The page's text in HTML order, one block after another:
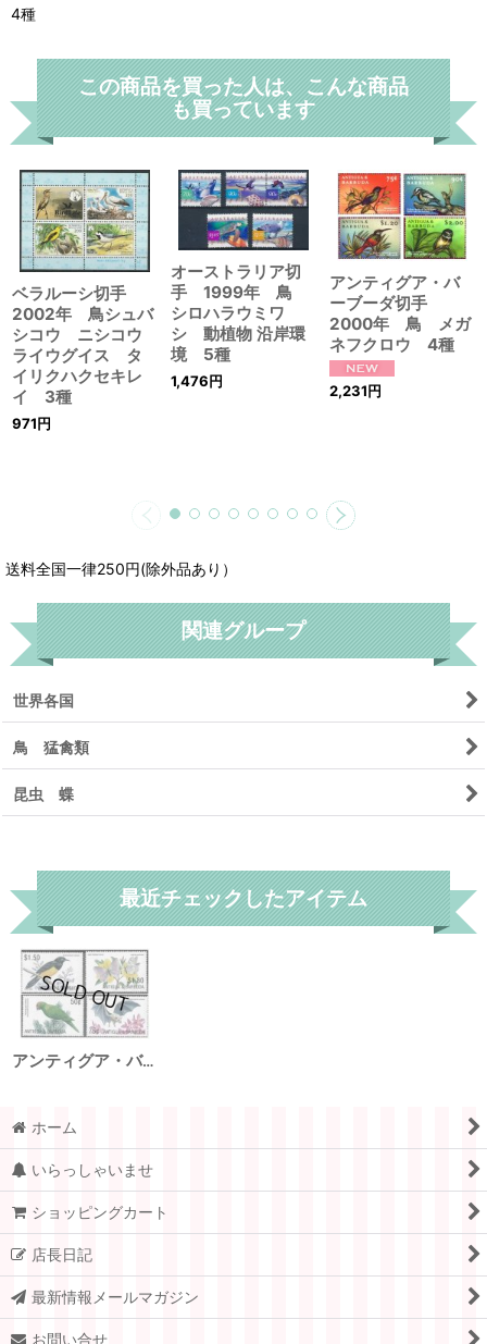
4種
この商品を買った人は、こんな商品
も買っています
ベラルーシ切手
2002年 鳥シュバ
シコウ ニシコウ
ライウグイス タ
イリクハクセキレ
イ 3種
971円
オーストラリア切
手 1999年 鳥
シロハラウミワ
シ 動植物 沿岸環
境 5種
1,476円
アンティグア・バ
ーブーダ切手
2000年 鳥 メガ
ネフクロウ 4種
2,231円
送料全国一律250円(除外品あり）
関連グループ
世界各国
鳥 猛禽類
昆虫 蝶
最近チェックしたアイテム
アンティグア・バーブーダ切手 2002年 カリブ海の動植物 鳥 4種
ホーム
いらっしゃいませ
ショッピングカート
店長日記
最新情報メールマガジン
お問い合せ